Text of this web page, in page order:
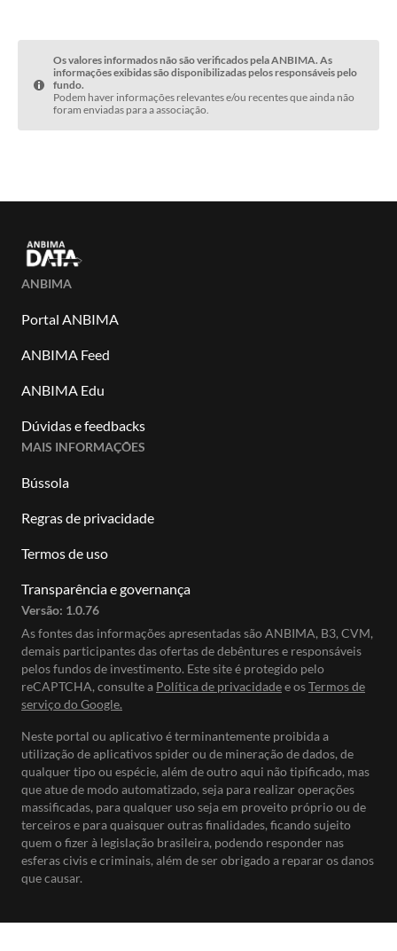
Os valores informados não são verificados pela ANBIMA. As
informações exibidas são disponibilizadas pelos responsáveis pelo
fundo.
Podem haver informações relevantes e/ou recentes que ainda não
foram enviadas para a associação.
ANBIMA
Portal ANBIMA
ANBIMA Feed
ANBIMA Edu
Dúvidas e feedbacks
MAIS INFORMAÇÕES
Bússola
Regras de privacidade
Termos de uso
Transparência e governança
Versão: 1.0.76
As fontes das informações apresentadas são ANBIMA, B3, CVM,
demais participantes das ofertas de debêntures e responsáveis
pelos fundos de investimento. Este site é protegido pelo
reCAPTCHA, consulte a Política de privacidadee osTermos de
serviço do Google.
Neste portal ou aplicativo é terminantemente proibida a
utilização de aplicativos spider ou de mineração de dados, de
qualquer tipo ou espécie, além de outro aqui não tipificado, mas
que atue de modo automatizado, seja para realizar operações
massificadas, para qualquer uso seja em proveito próprio ou de
terceiros e para quaisquer outras finalidades, ficando sujeito
quem o fizer à legislação brasileira, podendo responder nas
esferas civis e criminais, além de ser obrigado a reparar os danos
que causar.